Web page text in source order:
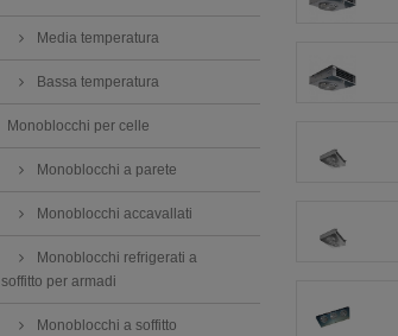
Media temperatura
Bassa temperatura
Monoblocchi per celle
Monoblocchi a parete
Monoblocchi accavallati
Monoblocchi refrigerati a
soffitto per armadi
Monoblocchi a soffitto